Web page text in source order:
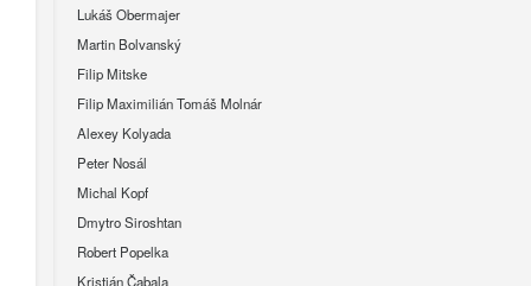
Lukáš Obermajer
Martin Bolvanský
Filip Mitske
Filip Maximilián Tomáš Molnár
Alexey Kolyada
Peter Nosál
Michal Kopf
Dmytro Siroshtan
Robert Popelka
Kristián Čabala